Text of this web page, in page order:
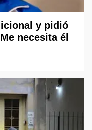
y pidió
necesita él